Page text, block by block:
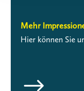
Mehr
Hier können Sie